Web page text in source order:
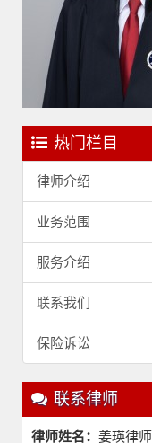
热门栏目
律师介绍
业务范围
服务介绍
联系我们
保险诉讼
联系律师
律师姓名： 姜瑛律师